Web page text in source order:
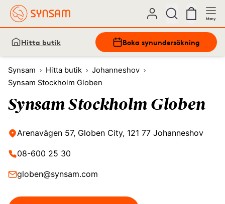
Meny
Hitta butik Boka synundersökning
Synsam Hitta butik
Johanneshov
Synsam Stockholm Globen
Synsam Stockholm Globen
Arenavägen 57, Globen City, 121 77 Johanneshov
08-600 25 30
globen@synsam.com